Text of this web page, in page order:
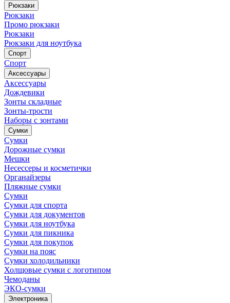
Рюкзаки
Рюкзаки
Промо рюкзаки
Рюкзаки
Рюкзаки для ноутбука
Спорт
Спорт
Аксессуары
Аксессуары
Дождевики
Зонты складные
Зонты-трости
Наборы с зонтами
Сумки
Сумки
Дорожные сумки
Мешки
Несессеры и косметички
Органайзеры
Пляжные сумки
Сумки
Сумки для спорта
Сумки для документов
Сумки для ноутбука
Сумки для пикника
Сумки для покупок
Сумки на пояс
Сумки холодильники
Холщовые сумки с логотипом
Чемоданы
ЭКО-сумки
Электроника